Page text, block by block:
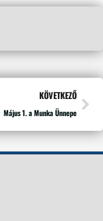
KÖVETKEZŐ
Május 1. a Munka Ünnepe